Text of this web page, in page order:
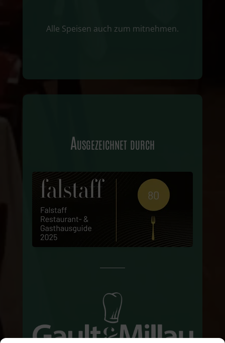
Alle Speisen auch zum mitnehmen.
Ausgezeichnet durch